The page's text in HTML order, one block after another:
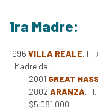
1ra Madre:
1996 VILLA REALE, H,
Madre de:
2001 GREAT
2002 ARANZA,
$5.081.000